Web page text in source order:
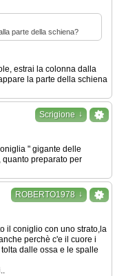
parte della schiena?
estrai la colonna dalla
la parte della schiena
Scrigione ↓
" gigante delle
quanto preparato per
ROBERTO1978 ↓
il coniglio con uno strato,la
perchè c'e il cuore i
dalle ossa e le spalle